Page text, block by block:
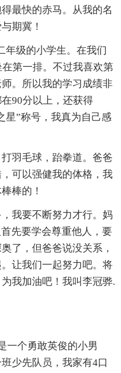
最快的赤马。从我的名
期冀！
年级的小学生。在我们
第一排。不过我喜欢第
。所以我的学习成绩非
90分以上，还获得
星”称号，我真为自己感
羽毛球，跆拳道。爸爸
可以强健我的体格，我
棒的！
我要不断努力才行。妈
先要学会尊重他人，要
了，但爸爸说没关系，
让我们一起努力吧。将
我加油吧！我叫李冠骅.
一个勇敢英俊的小男
少先队员，我家有4口